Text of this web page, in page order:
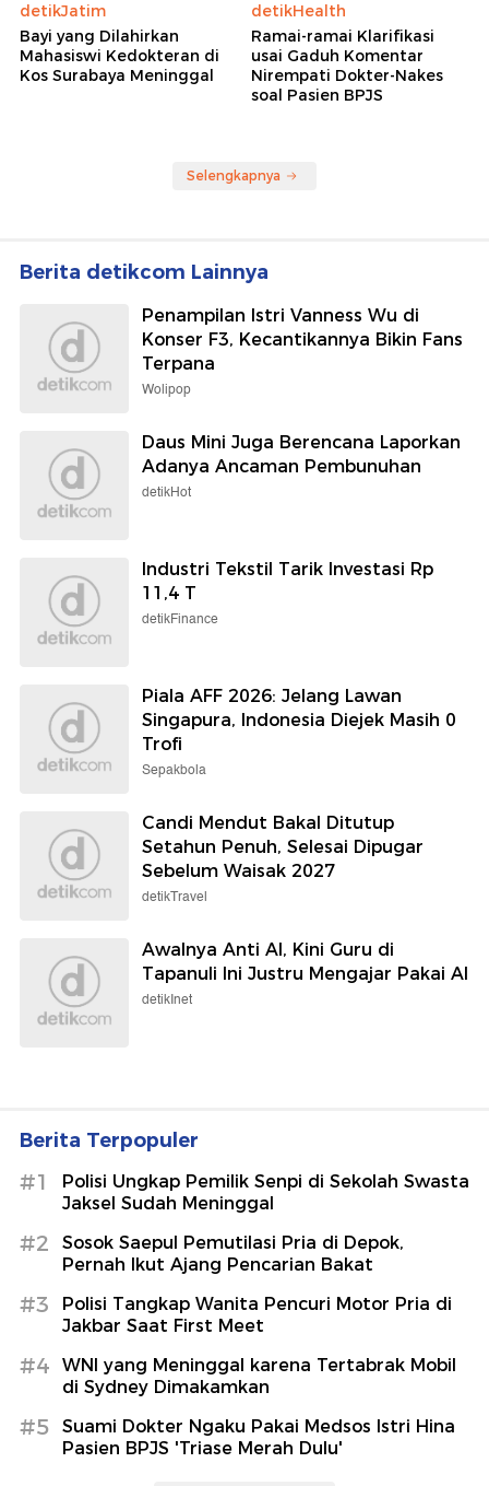
detikJatim
Bayi yang Dilahirkan
Mahasiswi Kedokteran di
Kos Surabaya Meninggal
detikHealth
Ramai-ramai Klarifikasi
usai Gaduh Komentar
Nirempati Dokter-Nakes
soal Pasien BPJS
Selengkapnya
Berita detikcom Lainnya
Penampilan Istri Vanness Wu di
Konser F3, Kecantikannya Bikin Fans
Terpana
Wolipop
Daus Mini Juga Berencana Laporkan
Adanya Ancaman Pembunuhan
detikHot
Industri Tekstil Tarik Investasi Rp
11,4 T
detikFinance
Piala AFF 2026: Jelang Lawan
Singapura, Indonesia Diejek Masih 0
Trofi
Sepakbola
Candi Mendut Bakal Ditutup
Setahun Penuh, Selesai Dipugar
Sebelum Waisak 2027
detikTravel
Awalnya Anti AI, Kini Guru di
Tapanuli Ini Justru Mengajar Pakai AI
detikInet
Berita Terpopuler
#1
Polisi Ungkap Pemilik Senpi di Sekolah Swasta
Jaksel Sudah Meninggal
#2
Sosok Saepul Pemutilasi Pria di Depok,
Pernah Ikut Ajang Pencarian Bakat
#3
Polisi Tangkap Wanita Pencuri Motor Pria di
Jakbar Saat First Meet
#4
WNI yang Meninggal karena Tertabrak Mobil
di Sydney Dimakamkan
#5
Suami Dokter Ngaku Pakai Medsos Istri Hina
Pasien BPJS 'Triase Merah Dulu'